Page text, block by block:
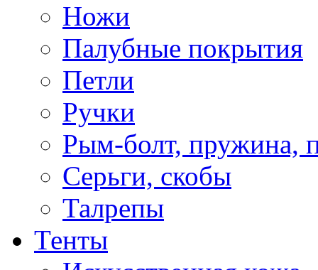
Ножи
Палубные покрытия
Петли
Ручки
Рым-болт, пружина,
Серьги, скобы
Талрепы
Тенты